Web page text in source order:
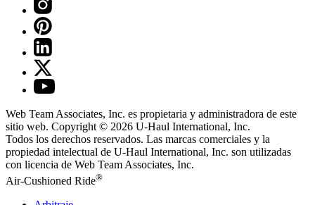
Web Team Associates, Inc. es propietaria y administradora de este
sitio web. Copyright © 2026 U-Haul International, Inc.
Todos los derechos reservados. Las marcas comerciales y la
propiedad intelectual de U-Haul International, Inc. son utilizadas
con licencia de Web Team Associates, Inc.
Air-Cushioned Ride®